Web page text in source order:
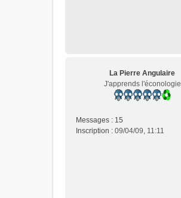
La Pierre Angulaire
J'apprends l'éconologie
Messages : 15
Inscription : 09/04/09, 11:11